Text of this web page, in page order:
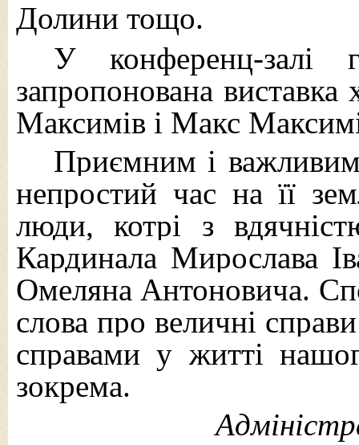
Долини тощо.
У конференц-залі
запропонована
Максимів і Макс
Приємним і
непростий час на її
люди, котрі з
Кардинала Мирослава
Омеляна Антоновича.
слова про величні
справами у житті
зокрема.